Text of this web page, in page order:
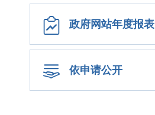
政府网站年度报表
依申请公开